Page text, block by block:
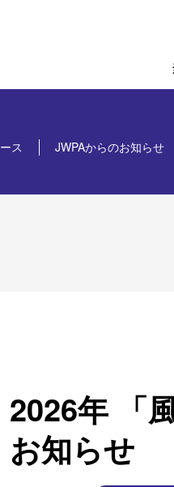
ス JWPAからのお知らせ
2026年 「
お知らせ